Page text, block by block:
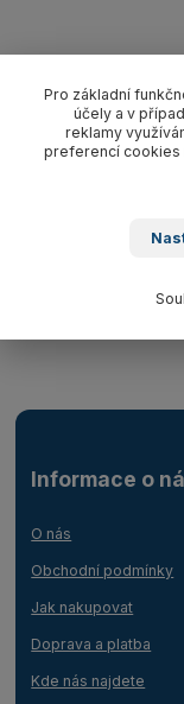
Kompletní
Lanový 1-závěs
výběru, nosnost
Zboží
Informace o
O nás
Obchodní podmínky
Jak nakupovat
Doprava a platba
Kde nás najdete
Pro základní
účely a v
reklamy
preferencí cookies